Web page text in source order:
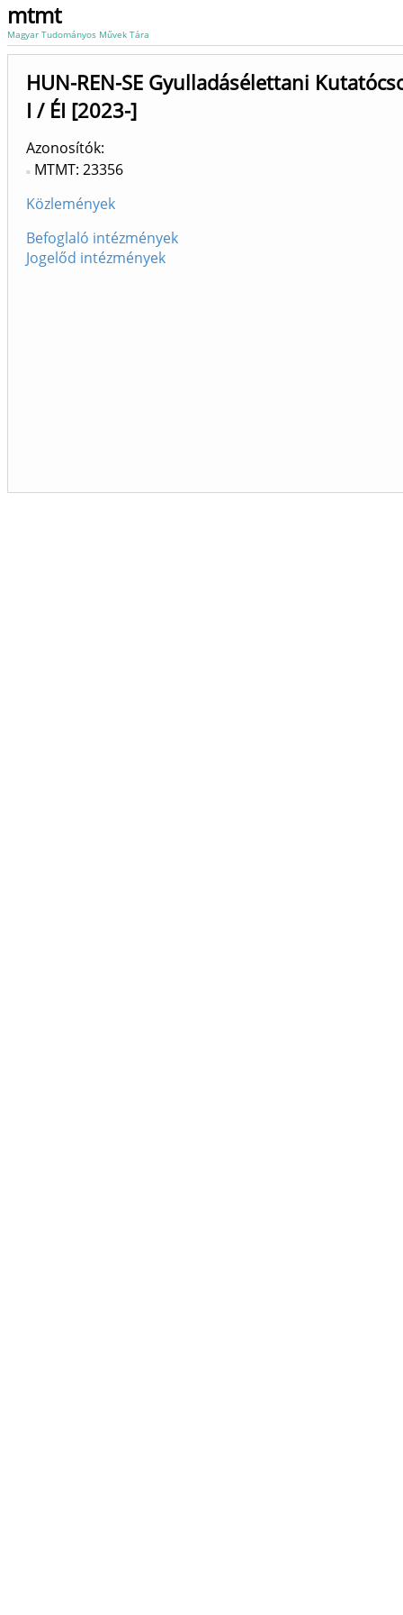
mtmt
Magyar Tudományos Művek Tára
HUN-REN-SE Gyulladásélettani
I / ÉI [2023-]
Azonosítók
MTMT: 23356
Közlemények
Befoglaló intézmények
Jogelőd intézmények